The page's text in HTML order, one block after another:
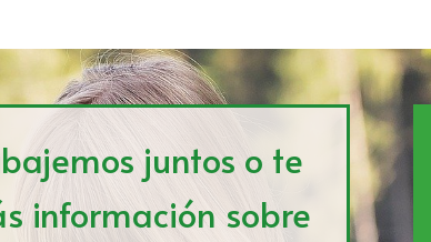
juntos o te
información sobre